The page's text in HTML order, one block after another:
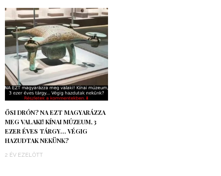
ŐSI DRÓN? NA EZT MAGYARÁZZA
MEG VALAKI! KÍNAI MÚZEUM, 3
EZER ÉVES TÁRGY… VÉGIG
HAZUDTAK NEKÜNK?
2 ÉV EZELŐTT